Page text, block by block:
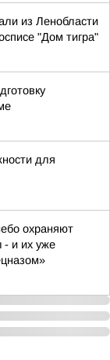
из Ленобласти
"Дом тигра"
для
охраняют
- и их уже